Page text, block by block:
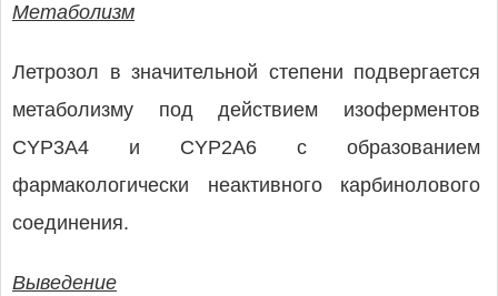
Метаболизм
Летрозол в значительной степени подвергается
метаболизму под действием изоферментов
CYP3A4 и CYP2A6 с образованием
фармакологически неактивного карбинолового
соединения.
Выведение